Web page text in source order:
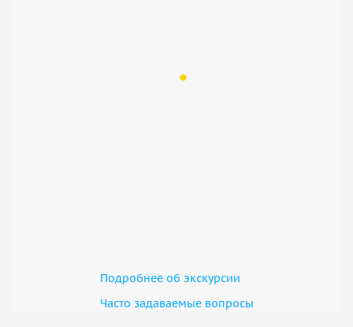
Подробнее об экскурсии
Часто задаваемые вопросы